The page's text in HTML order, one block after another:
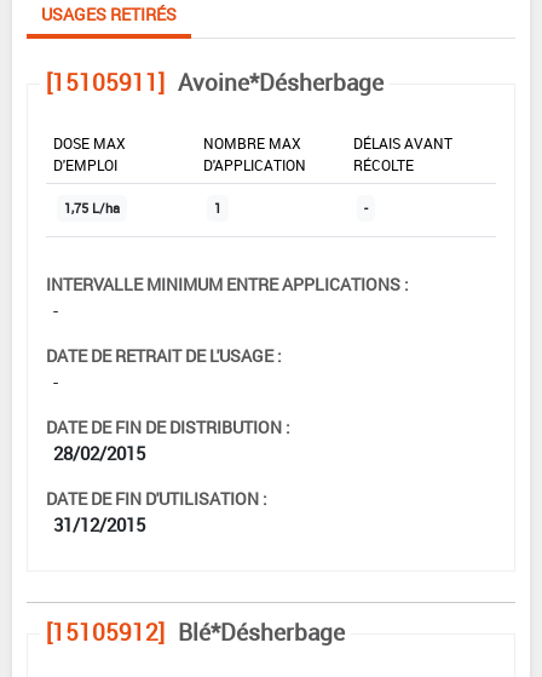
USAGES RETIRÉS
[15105911] Avoine*Désherbage
DOSE MAX
D'EMPLOI
NOMBRE MAX
D'APPLICATION
DÉLAIS AVANT
RÉCOLTE
1,75 L/ha 1 -
INTERVALLE MINIMUM ENTRE APPLICATIONS :
-
DATE DE RETRAIT DE L'USAGE :
-
DATE DE FIN DE DISTRIBUTION :
28/02/2015
DATE DE FIN D'UTILISATION :
31/12/2015
[15105912] Blé*Désherbage